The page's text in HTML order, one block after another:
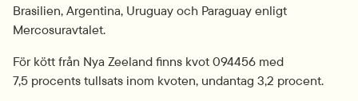
Brasilien, Argentina, Uruguay och Paraguay enligt
Mercosuravtalet.
För kött från Nya Zeeland finns kvot 094456 med
7,5 procents tullsats inom kvoten, undantag 3,2 procent.